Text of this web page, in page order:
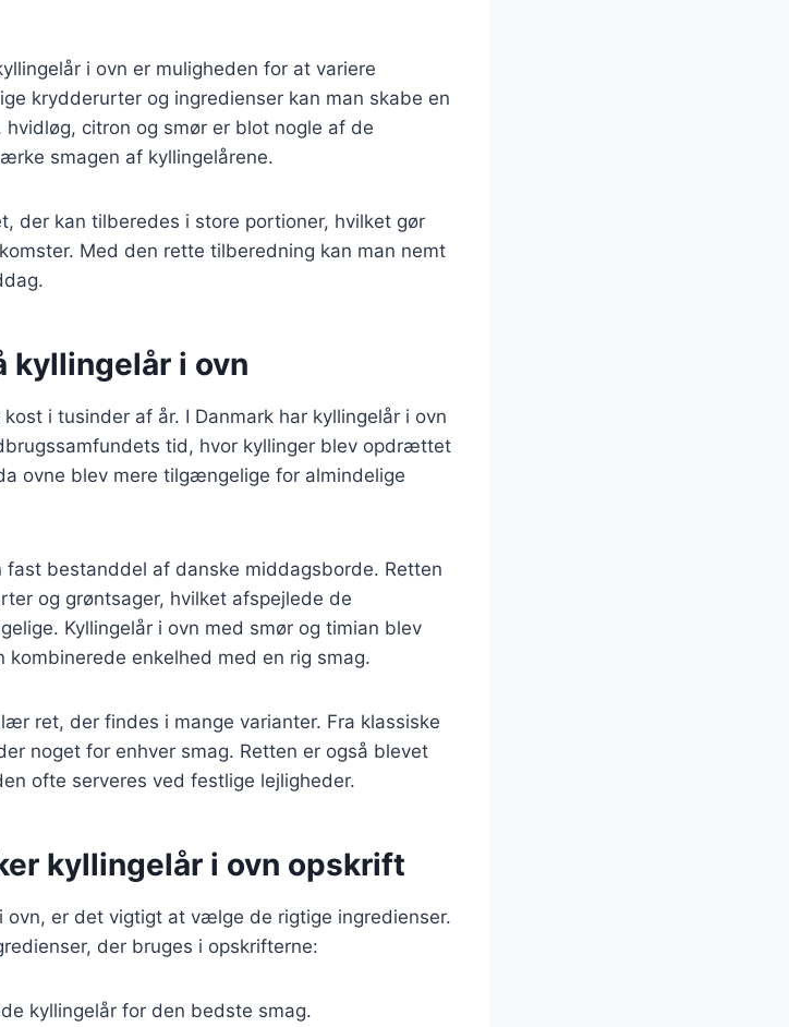
i ovn er muligheden for at variere
krydderurter og ingredienser kan man skabe en
citron og smør er blot nogle af de
smagen af kyllingelårene.
der kan tilberedes i store portioner, hvilket gør
Med den rette tilberedning kan man nemt
kyllingelår i ovn
i tusinder af år. I Danmark har kyllingelår i ovn
tid, hvor kyllinger blev opdrættet
ovne blev mere tilgængelige for almindelige
bestanddel af danske middagsborde. Retten
og grøntsager, hvilket afspejlede de
Kyllingelår i ovn med smør og timian blev
enkelhed med en rig smag.
ret, der findes i mange varianter. Fra klassiske
noget for enhver smag. Retten er også blevet
ofte serveres ved festlige lejligheder.
kyllingelår i ovn opskrift
ovn, er det vigtigt at vælge de rigtige ingredienser.
der bruges i opskrifterne:
kyllingelår for den bedste smag.